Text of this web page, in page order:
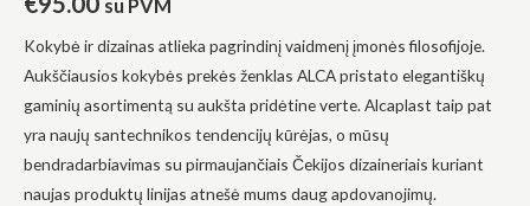
su PVM
Kokybė ir dizainas atlieka pagrindinį vaidmenį įmonės filosofijoje.
Aukščiausios kokybės prekės ženklas ALCA pristato elegantiškų
gaminių asortimentą su aukšta pridėtine verte. Alcaplast taip pat
yra naujų santechnikos tendencijų kūrėjas, o mūsų
bendradarbiavimas su pirmaujančiais Čekijos dizaineriais kuriant
naujas produktų linijas atnešė mums daug apdovanojimų.